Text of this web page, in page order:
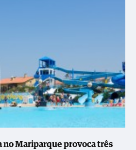
no Mariparque provoca três